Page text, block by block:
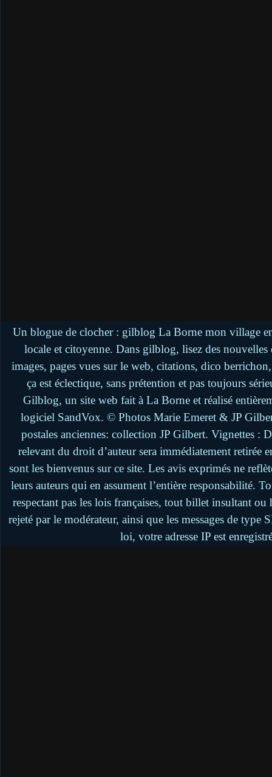
Un blogue de clocher : gilblog La Borne mon village
locale et citoyenne. Dans gilblog, lisez des
images, pages vues sur le web, citations, dico
ça est éclectique, sans prétention et pas toujours
Gilblog, un site web fait à La Borne et réalisé
logiciel SandVox. © Photos Marie Emeret & JP
postales anciennes: collection JP Gilbert. Vignettes :
relevant du droit d’auteur sera immédiatement retirée
sont les bienvenus sur ce site. Les avis exprimés ne
leurs auteurs qui en assument l’entière responsabilité.
respectant pas les lois françaises, tout billet insultant
rejeté par le modérateur, ainsi que les messages de
loi, votre adresse IP est